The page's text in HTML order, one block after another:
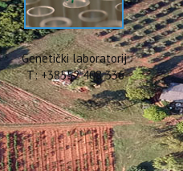
Genetički laboratorij
T: +38552 408 336